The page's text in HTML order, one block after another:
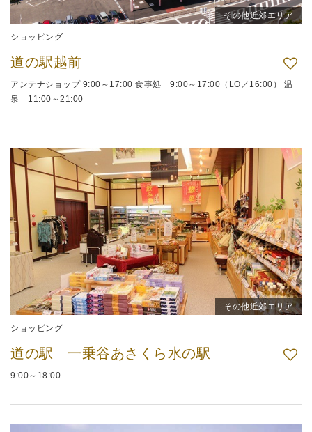
その他近郊エリア
ショッピング
道の駅越前
アンテナショップ 9:00～17:00 食事処 9:00～17:00（LO／16:00） 温
泉 11:00～21:00
その他近郊エリア
ショッピング
道の駅 一乗谷あさくら水の駅
9:00～18:00